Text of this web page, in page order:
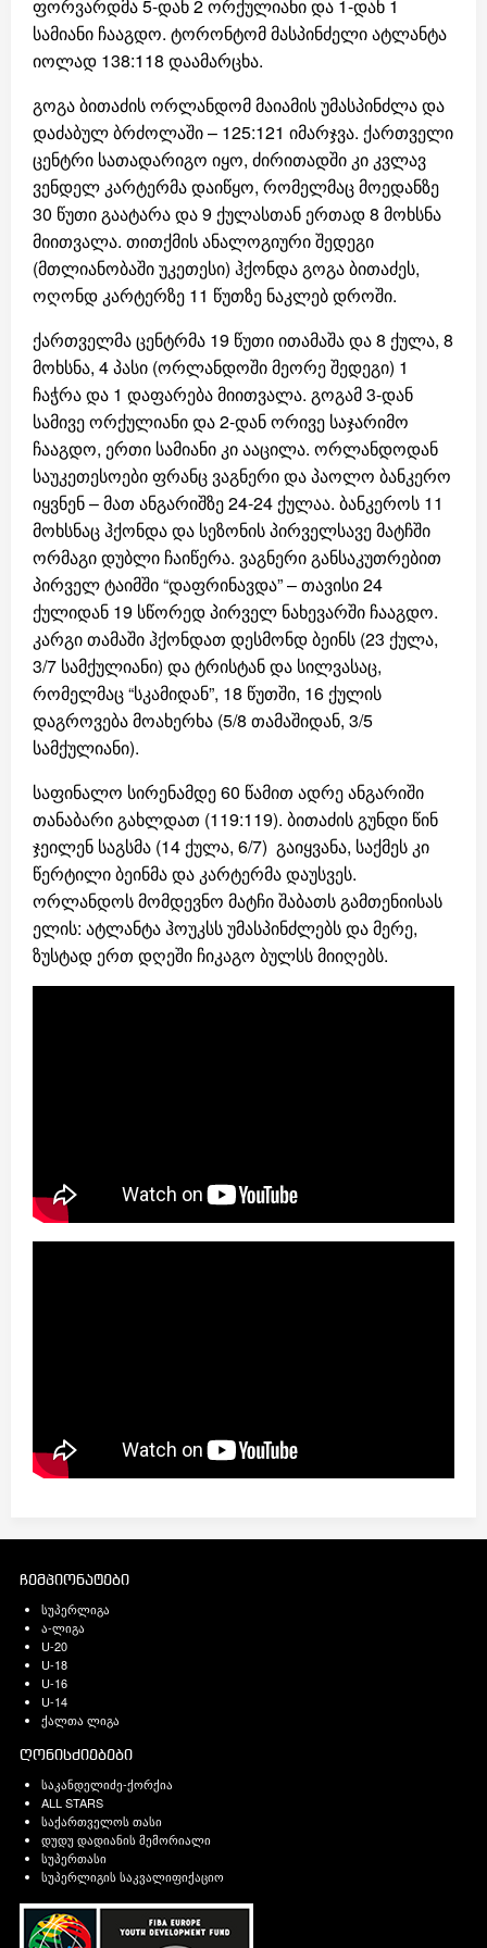
ფორვარდმა 5-დან 2 ორქულიანი და 1-დან 1
სამიანი ჩააგდო. ტორონტომ მასპინძელი ატლანტა
იოლად 138:118 დაამარცხა.
გოგა ბითაძის ორლანდომ მაიამის უმასპინძლა და
დაძაბულ ბრძოლაში – 125:121 იმარჯვა. ქართველი
ცენტრი სათადარიგო იყო, ძირითადში კი კვლავ
ვენდელ კარტერმა დაიწყო, რომელმაც მოედანზე
30 წუთი გაატარა და 9 ქულასთან ერთად 8 მოხსნა
მიითვალა. თითქმის ანალოგიური შედეგი
(მთლიანობაში უკეთესი) ჰქონდა გოგა ბითაძეს,
ოღონდ კარტერზე 11 წუთზე ნაკლებ დროში.
ქართველმა ცენტრმა 19 წუთი ითამაშა და 8 ქულა, 8
მოხსნა, 4 პასი (ორლანდოში მეორე შედეგი) 1
ჩაჭრა და 1 დაფარება მიითვალა. გოგამ 3-დან
სამივე ორქულიანი და 2-დან ორივე საჯარიმო
ჩააგდო, ერთი სამიანი კი ააცილა. ორლანდოდან
საუკეთესოები ფრანც ვაგნერი და პაოლო ბანკერო
იყვნენ – მათ ანგარიშზე 24-24 ქულაა. ბანკეროს 11
მოხსნაც ჰქონდა და სეზონის პირველსავე მატჩში
ორმაგი დუბლი ჩაიწერა. ვაგნერი განსაკუთრებით
პირველ ტაიმში “დაფრინავდა” – თავისი 24
ქულიდან 19 სწორედ პირველ ნახევარში ჩააგდო.
კარგი თამაში ჰქონდათ დესმონდ ბეინს (23 ქულა,
3/7 სამქულიანი) და ტრისტან და სილვასაც,
რომელმაც “სკამიდან”, 18 წუთში, 16 ქულის
დაგროვება მოახერხა (5/8 თამაშიდან, 3/5
სამქულიანი).
საფინალო სირენამდე 60 წამით ადრე ანგარიში
თანაბარი გახლდათ (119:119). ბითაძის გუნდი წინ
ჯეილენ საგსმა (14 ქულა, 6/7) გაიყვანა, საქმეს კი
წერტილი ბეინმა და კარტერმა დაუსვეს.
ორლანდოს მომდევნო მატჩი შაბათს გამთენიისას
ელის: ატლანტა ჰოუკსს უმასპინძლებს და მერე,
ზუსტად ერთ დღეში ჩიკაგო ბულსს მიიღებს.
ჩემპიონატები
სუპერლიგა
ა-ლიგა
U-20
U-18
U-16
U-14
ქალთა ლიგა
ღონისძიებები
საკანდელიძე-ქორქია
ALL STARS
საქართველოს თასი
დუდუ დადიანის მემორიალი
სუპერთასი
სუპერლიგის საკვალიფიქაციო